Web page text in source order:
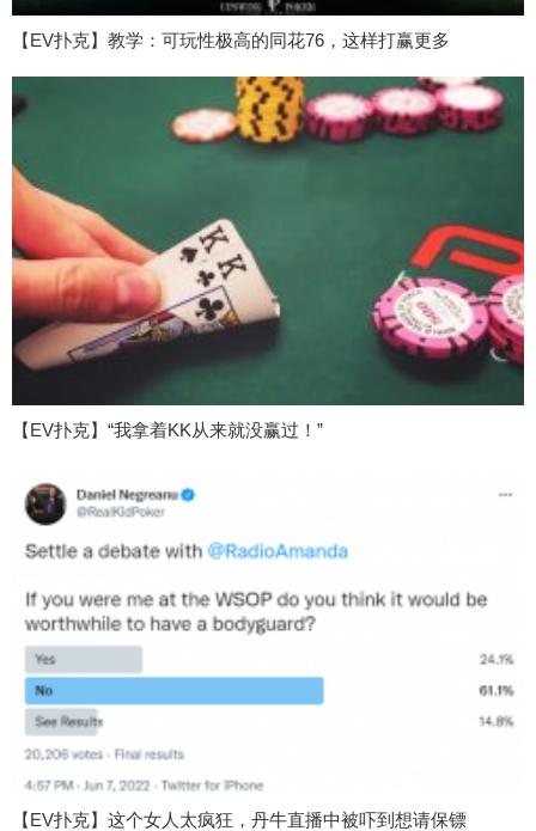
【EV扑克】教学：可玩性极高的同花76，这样打赢更多
【EV扑克】“我拿着KK从来就没赢过！”
【EV扑克】这个女人太疯狂，丹牛直播中被吓到想请保镖